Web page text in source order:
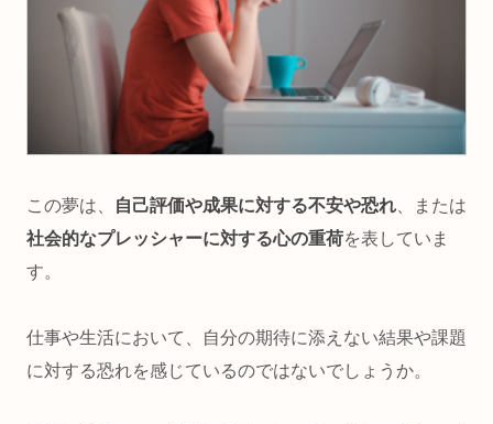
この夢は、 自己評価や成果に対する不安や恐れ 、または
社会的なプレッシャーに対する心の重荷を表していま
す。
仕事や生活において、自分の期待に添えない結果や課題
に対する恐れを感じているのではないでしょうか。